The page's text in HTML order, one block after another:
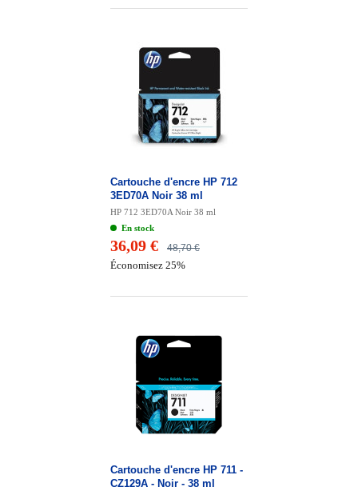
Cartouche d'encre HP 712
3ED70A Noir 38 ml
HP 712 3ED70A Noir 38 ml
En stock
48,70 €
36,09 €
Économisez 25%
Cartouche d'encre HP 711 -
CZ129A - Noir - 38 ml